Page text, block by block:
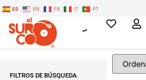
ES EN FR IT PT
FILTROS DE BÚSQUEDA